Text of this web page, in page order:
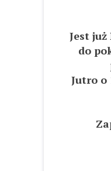
Jest
do
Jutro o